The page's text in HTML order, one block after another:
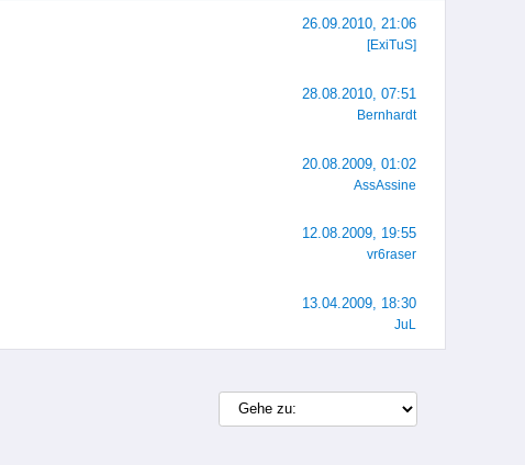
26.09.2010, 21:06
[ExiTuS]
28.08.2010, 07:51
Bernhardt
20.08.2009, 01:02
AssAssine
12.08.2009, 19:55
vr6raser
13.04.2009, 18:30
JuL